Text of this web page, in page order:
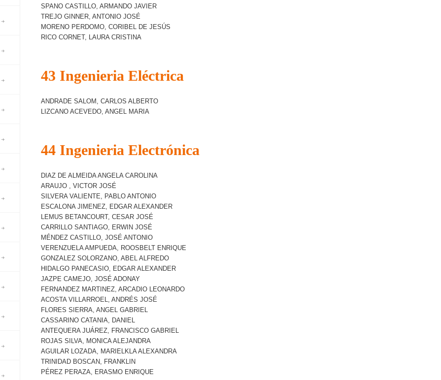
SPANO CASTILLO, ARMANDO JAVIER
TREJO GINNER, ANTONIO JOSÉ
MORENO PERDOMO, CORIBEL DE JESÚS
RICO CORNET, LAURA CRISTINA
43 Ingenieria Eléctrica
ANDRADE SALOM, CARLOS ALBERTO
LIZCANO ACEVEDO, ANGEL MARIA
44 Ingenieria Electrónica
DIAZ DE ALMEIDA ANGELA CAROLINA
ARAUJO , VICTOR JOSÉ
SILVERA VALIENTE, PABLO ANTONIO
ESCALONA JIMENEZ, EDGAR ALEXANDER
LEMUS BETANCOURT, CESAR JOSÉ
CARRILLO SANTIAGO, ERWIN JOSÉ
MÉNDEZ CASTILLO, JOSÉ ANTONIO
VERENZUELA AMPUEDA, ROOSBELT ENRIQUE
GONZALEZ SOLORZANO, ABEL ALFREDO
HIDALGO PANECASIO, EDGAR ALEXANDER
JAZPE CAMEJO, JOSÉ ADONAY
FERNANDEZ MARTINEZ, ARCADIO LEONARDO
ACOSTA VILLARROEL, ANDRÉS JOSÉ
FLORES SIERRA, ANGEL GABRIEL
CASSARINO CATANIA, DANIEL
ANTEQUERA JUÁREZ, FRANCISCO GABRIEL
ROJAS SILVA, MONICA ALEJANDRA
AGUILAR LOZADA, MARIELKLA ALEXANDRA
TRINIDAD BOSCAN, FRANKLIN
PÉREZ PERAZA, ERASMO ENRIQUE